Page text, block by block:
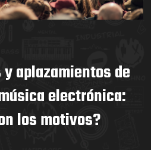
aplazamientos de
electrónica:
los motivos?